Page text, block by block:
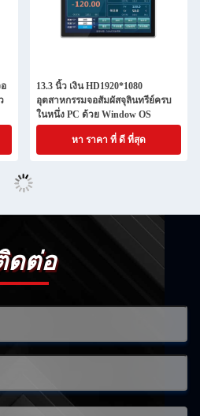
13.3 นิ้ว เงิน HD1920*1080
อุตสาหกรรมจอสัมผัสจุลินทรีย์ครบ
ในหนึ่ง PC ด้วย Window OS
หา ราคา ที่ ดี ที่สุด
ดต่อ